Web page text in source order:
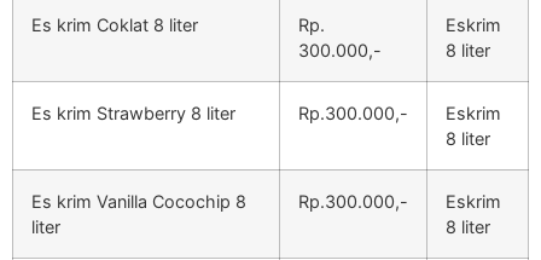
Es krim Coklat 8 liter
Rp.
300.000,-
Eskrim
8 liter
Es krim Strawberry 8 liter Rp.300.000,-
Eskrim
8 liter
Es krim Vanilla Cocochip 8
liter
Rp.300.000,-
Eskrim
8 liter